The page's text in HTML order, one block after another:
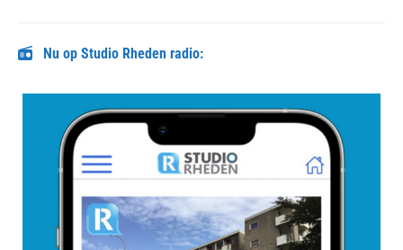
Nu op Studio Rheden radio: